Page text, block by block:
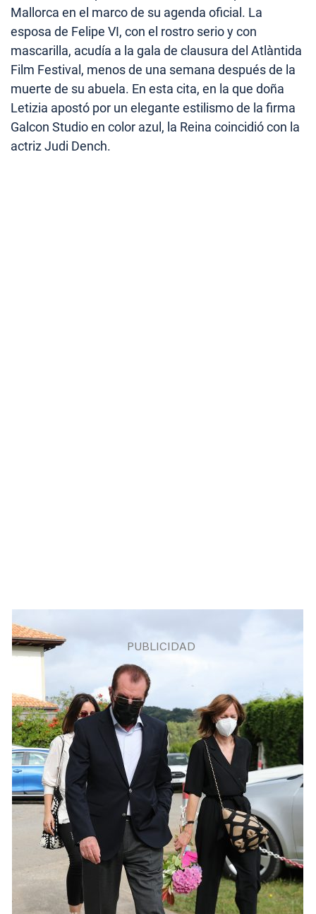
Mallorca en el marco de su agenda oficial. La
esposa de Felipe VI, con el rostro serio y con
mascarilla, acudía a la gala de clausura del Atlàntida
Film Festival, menos de una semana después de la
muerte de su abuela. En esta cita, en la que doña
Letizia apostó por un elegante estilismo de la firma
Galcon Studio en color azul, la Reina coincidió con la
actriz Judi Dench.